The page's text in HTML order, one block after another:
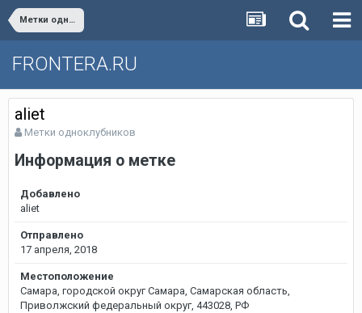
Метки одноклубников
FRONTERA.RU
aliet
Метки одноклубников
Информация о метке
Добавлено
aliet
Отправлено
17 апреля, 2018
Местоположение
Самара, городской округ Самара, Самарская область,
Приволжский федеральный округ, 443028, РФ